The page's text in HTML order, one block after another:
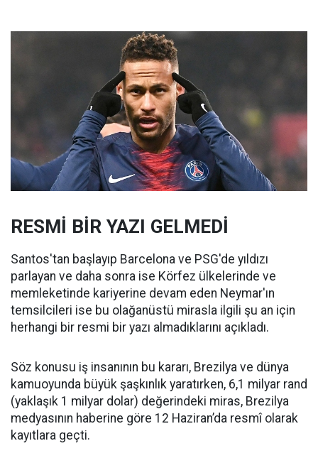
RESMİ BİR YAZI GELMEDİ
Santos'tan başlayıp Barcelona ve PSG'de yıldızı
parlayan ve daha sonra ise Körfez ülkelerinde ve
memleketinde kariyerine devam eden Neymar'ın
temsilcileri ise bu olağanüstü mirasla ilgili şu an için
herhangi bir resmi bir yazı almadıklarını açıkladı.
Söz konusu iş insanının bu kararı, Brezilya ve dünya
kamuoyunda büyük şaşkınlık yaratırken, 6,1 milyar rand
(yaklaşık 1 milyar dolar) değerindeki miras, Brezilya
medyasının haberine göre 12 Haziran’da resmî olarak
kayıtlara geçti.